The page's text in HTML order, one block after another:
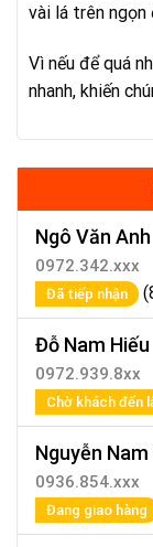
vài lá trên ngọn
Vì nếu để quá
nhanh, khiến
Ngô Văn Anh
0972.342.xxx
Đã tiếp nhận
Đỗ Nam Hiếu
0972.939.8xx
Chờ khách đến
Nguyễn
0936.854.xxx
Đang giao hàng